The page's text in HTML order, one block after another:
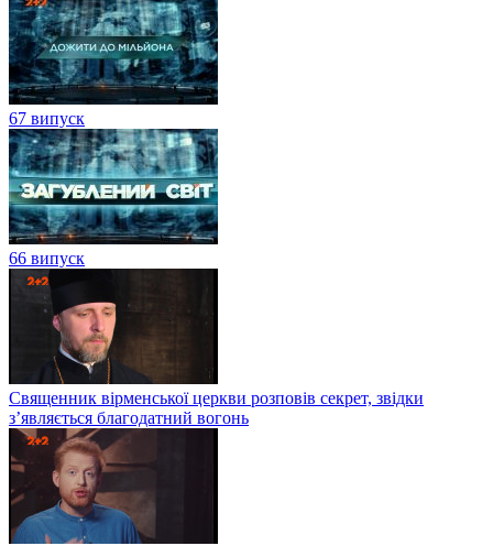
67 випуск
66 випуск
Священник вірменської церкви розповів секрет, звідки
з’являється благодатний вогонь